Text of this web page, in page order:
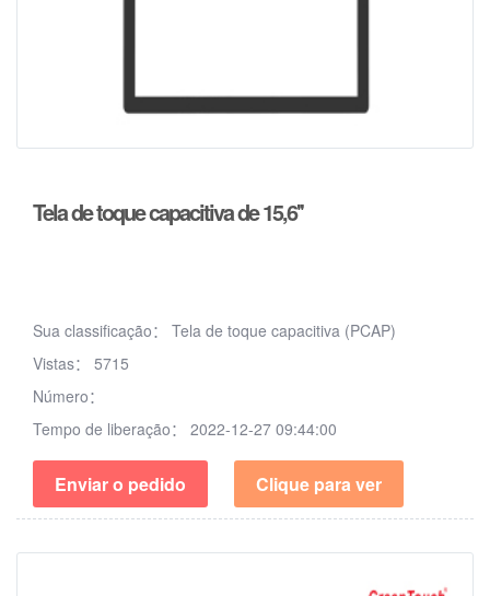
Tela de toque capacitiva de 15,6''
Sua classificação： Tela de toque capacitiva (PCAP)
Vistas： 5715
Número：
Tempo de liberação： 2022-12-27 09:44:00
Enviar o pedido Clique para ver